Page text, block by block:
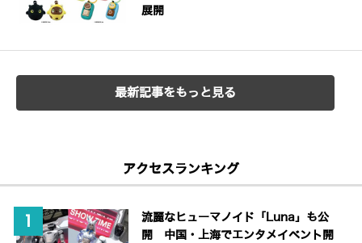
展開
最新記事をもっと見る
アクセスランキング
流麗なヒューマノイド「Luna」も公
開 中国・上海でエンタメイベント開